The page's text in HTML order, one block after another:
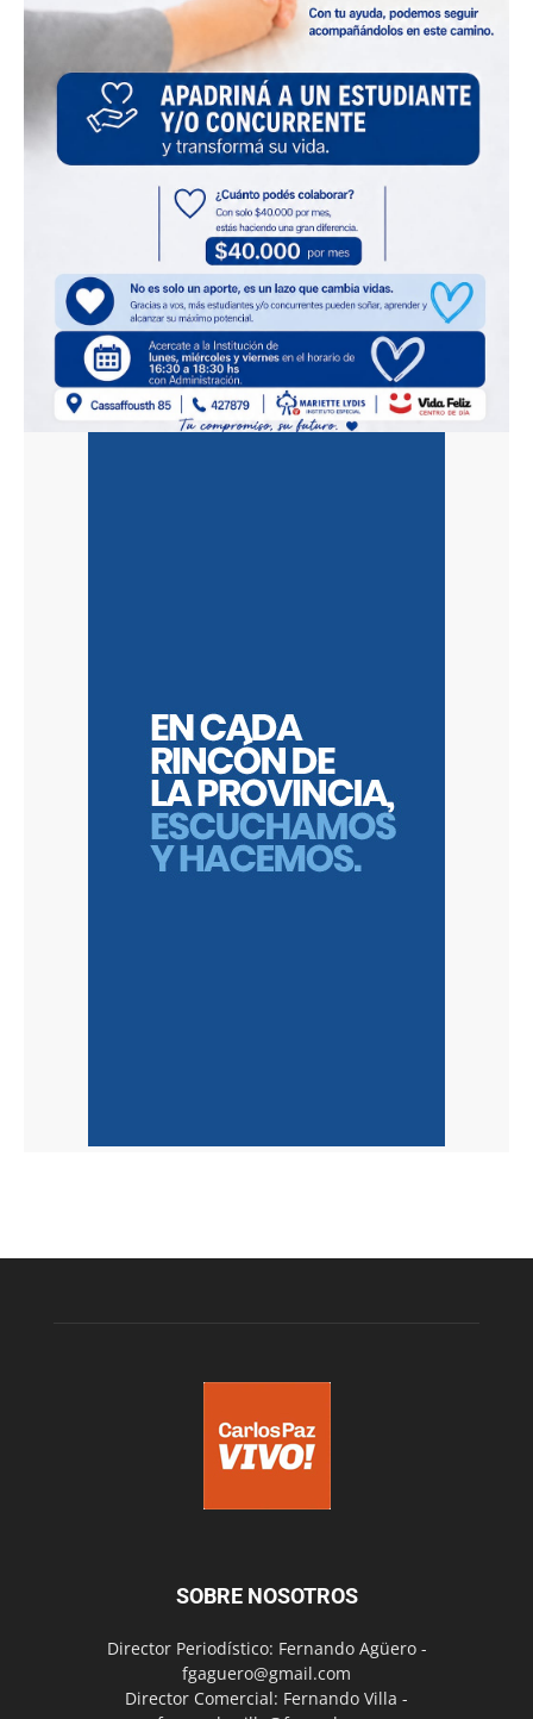
SOBRE NOSOTROS
Director Periodístico: Fernando Agüero -
fgaguero@gmail.com
Director Comercial: Fernando Villa -